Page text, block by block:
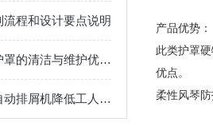
程和设计要点说明
小巨人钢板防护罩的清洁与维护优势概述
如何通过机床自动排屑机降低工人劳动强度？
产品优势：
此类护罩
优点。
柔性风琴